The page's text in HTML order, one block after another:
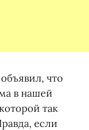
что
в нашей
так
если